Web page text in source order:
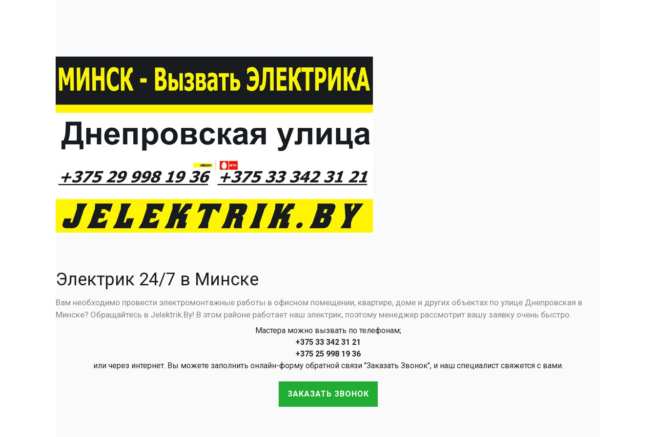
Электрик 24/7 в Минске
Вам необходимо провести электромонтажные работы в офисном помещении, квартире, доме и других объектах по улице Днепровская в
Минске? Обращайтесь в Jelektrik.By! В этом районе работает наш электрик, поэтому менеджер рассмотрит вашу заявку очень быстро.
Мастера можно вызвать по телефонам;
+375 33 342 31 21
+375 25 998 19 36
или через интернет. Вы можете заполнить онлайн-форму обратной связи "Заказать Звонок", и наш специалист свяжется с вами.
ЗАКАЗАТЬ ЗВОНОК